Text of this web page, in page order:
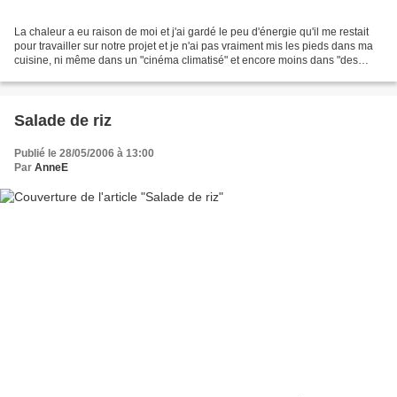
La chaleur a eu raison de moi et j'ai gardé le peu d'énergie qu'il me restait
pour travailler sur notre projet et je n'ai pas vraiment mis les pieds dans ma
cuisine, ni même dans un "cinéma climatisé" et encore moins dans "des
Salade de riz
Publié le 28/05/2006 à 13:00
Par AnneE